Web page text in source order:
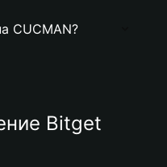
CUCMAN?
Bitget